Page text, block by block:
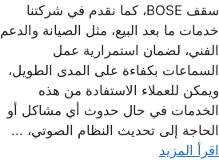
سقف BOSE، كما نقدم في شركتنا
خدمات ما بعد البيع، مثل الصيانة والدعم
الفني، لضمان استمرارية عمل
السماعات بكفاءة على المدى الطويل،
ويمكن للعملاء الاستفادة من هذه
الخدمات في حال حدوث أي مشاكل أو
الحاجة إلى تحديث النظام الصوتي، ...
اقرأ المزيد